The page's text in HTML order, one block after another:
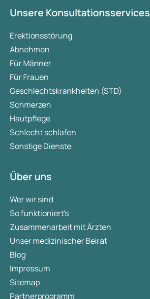
Unsere Konsultationsservices
Erektionsstörung
Abnehmen
Für Männer
Für Frauen
Geschlechtskrankheiten (STD)
Schmerzen
Hautpflege
Schlecht schlafen
Sonstige Dienste
Über uns
Wer wir sind
So funktioniert's
Zusammenarbeit mit Ärzten
Unser medizinischer Beirat
Blog
Impressum
Sitemap
Partnerprogramm